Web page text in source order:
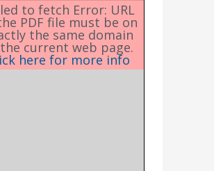
to fetch Error: URL
PDF file must be on
the same domain
current web page.
here for more info